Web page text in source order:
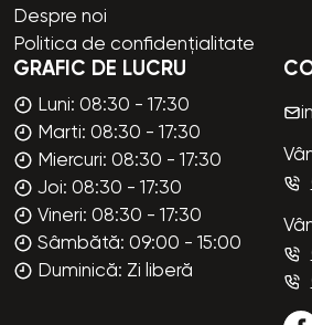
Despre noi
Politica de confidențialitate
GRAFIC DE LUCRU
Luni: 08:30 - 17:30
Marti: 08:30 - 17:30
Miercuri: 08:30 - 17:30
Joi: 08:30 - 17:30
Vineri: 08:30 - 17:30
Sâmbătă: 09:00 - 15:00
Duminică: Zi liberă